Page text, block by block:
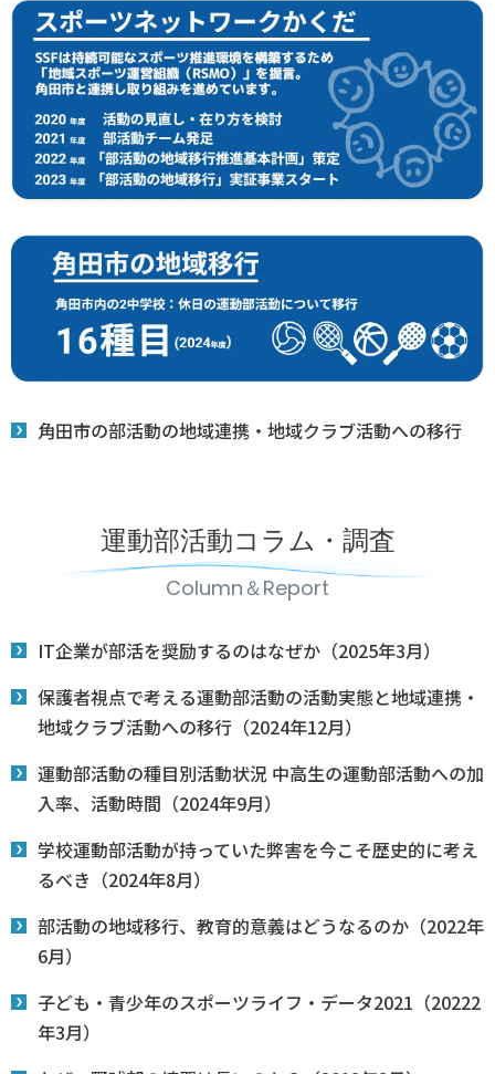
角田市の部活動の地域連携・地域クラブ活動への移行
運動部活動コラム・調査
Column＆Report
IT企業が部活を奨励するのはなぜか（2025年3月）
保護者視点で考える運動部活動の活動実態と地域連携・
地域クラブ活動への移行（2024年12月）
運動部活動の種目別活動状況 中高生の運動部活動への加
入率、活動時間（2024年9月）
学校運動部活動が持っていた弊害を今こそ歴史的に考え
るべき（2024年8月）
部活動の地域移行、教育的意義はどうなるのか（2022年
6月）
子ども・青少年のスポーツライフ・データ2021（20222
年3月）